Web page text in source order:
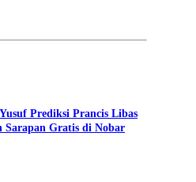
Prediksi Prancis Libas
Sarapan Gratis di Nobar